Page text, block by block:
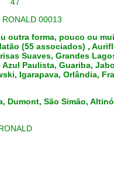
outra forma, pouco ou
(55 associados) ,
Suaves, Grandes
Paulista, Guariba,
Igarapava, Orlândia,
São Simão,